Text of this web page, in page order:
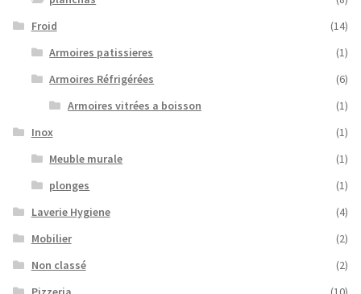
Froid
(14)
Armoires patissieres
(1)
Armoires Réfrigérées
(6)
Armoires vitrées a boisson
(1)
Inox
(1)
Meuble murale
(1)
plonges
(1)
Laverie Hygiene
(4)
Mobilier
(2)
Non classé
(2)